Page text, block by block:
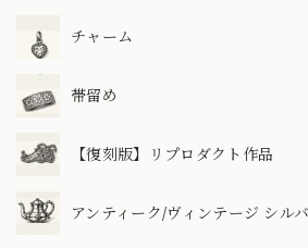
チャーム
帯留め
【復刻版】リプロダクト作品
アンティーク/ヴィンテージ シル